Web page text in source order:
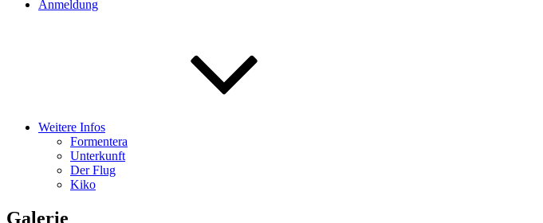
Anmeldung
Weitere Infos
Formentera
Unterkunft
Der Flug
Kiko
Galerie